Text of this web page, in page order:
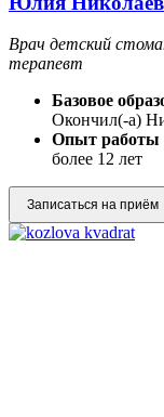
Врач детский
терапевт
Базовое
Окончил(-а)
Опыт работы
более 12 лет
Записаться на приём